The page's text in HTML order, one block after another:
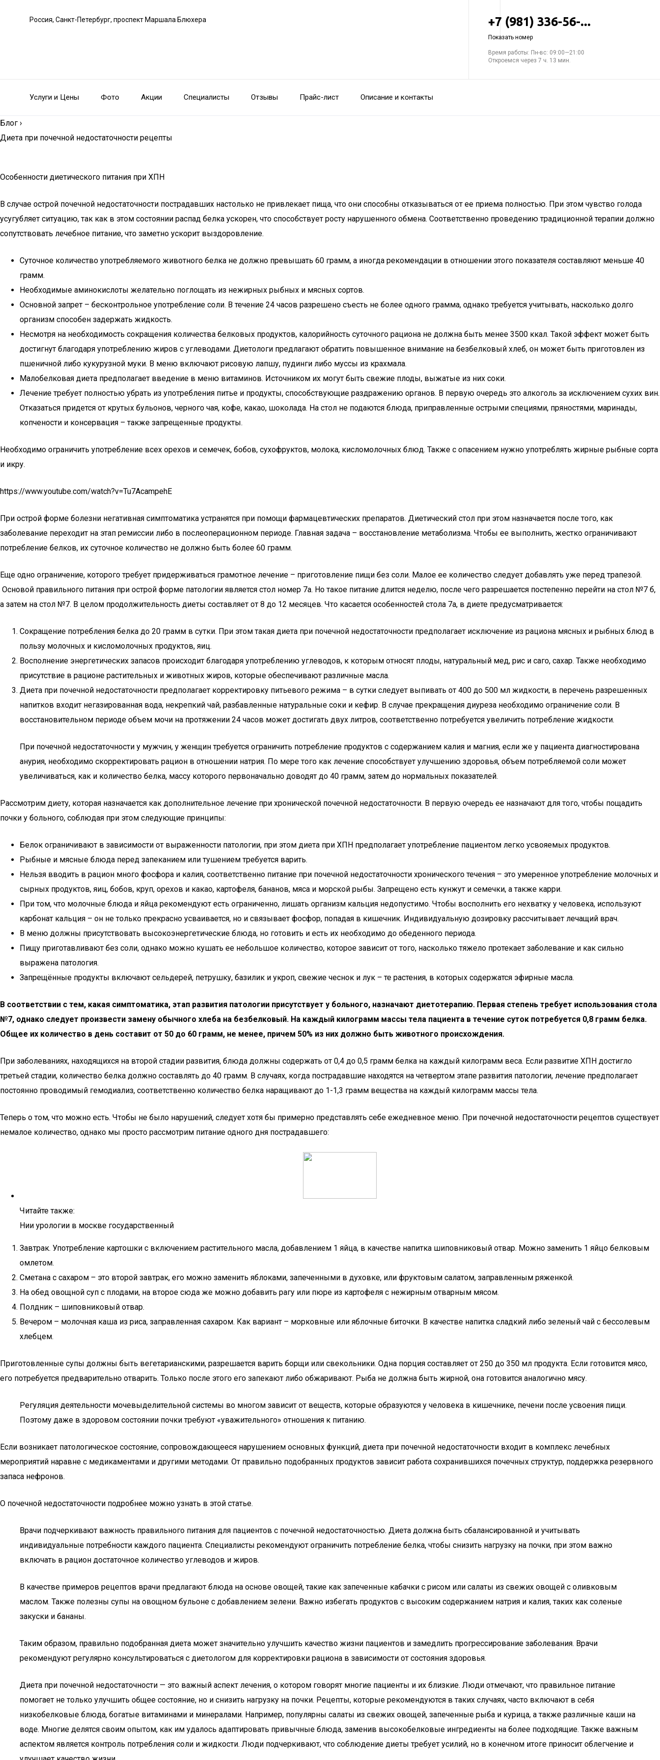
Россия, Санкт-Петербург, проспект Маршала Блюхера +7 (981) 336-56-...
Показать номер
Время работы: Пн-вс: 09:00—21:00
Откроемся через 7 ч. 13 мин.
Услуги и Цены Фото Акции Специалисты Отзывы Прайс-лист Описание и контакты
Блог ›
Диета при почечной недостаточности рецепты
Особенности диетического питания при ХПН
В случае острой почечной недостаточности пострадавших настолько не привлекает пища, что они способны отказываться от ее приема полностью. При этом чувство голода
усугубляет ситуацию, так как в этом состоянии распад белка ускорен, что способствует росту нарушенного обмена. Соответственно проведению традиционной терапии должно
сопутствовать лечебное питание, что заметно ускорит выздоровление.
Суточное количество употребляемого животного белка не должно превышать 60 грамм, а иногда рекомендации в отношении этого показателя составляют меньше 40
грамм.
Необходимые аминокислоты желательно поглощать из нежирных рыбных и мясных сортов.
Основной запрет – бесконтрольное употребление соли. В течение 24 часов разрешено съесть не более одного грамма, однако требуется учитывать, насколько долго
организм способен задержать жидкость.
Несмотря на необходимость сокращения количества белковых продуктов, калорийность суточного рациона не должна быть менее 3500 ккал. Такой эффект может быть
достигнут благодаря употреблению жиров с углеводами. Диетологи предлагают обратить повышенное внимание на безбелковый хлеб, он может быть приготовлен из
пшеничной либо кукурузной муки. В меню включают рисовую лапшу, пудинги либо муссы из крахмала.
Малобелковая диета предполагает введение в меню витаминов. Источником их могут быть свежие плоды, выжатые из них соки.
Лечение требует полностью убрать из употребления питье и продукты, способствующие раздражению органов. В первую очередь это алкоголь за исключением сухих вин.
Отказаться придется от крутых бульонов, черного чая, кофе, какао, шоколада. На стол не подаются блюда, приправленные острыми специями, пряностями, маринады,
копчености и консервация – также запрещенные продукты.
Необходимо ограничить употребление всех орехов и семечек, бобов, сухофруктов, молока, кисломолочных блюд. Также с опасением нужно употреблять жирные рыбные сорта
и икру.
https://www.youtube.com/watch?v=Tu7AcampehE
При острой форме болезни негативная симптоматика устранятся при помощи фармацевтических препаратов. Диетический стол при этом назначается после того, как
заболевание переходит на этап ремиссии либо в послеоперационном периоде. Главная задача – восстановление метаболизма. Чтобы ее выполнить, жестко ограничивают
потребление белков, их суточное количество не должно быть более 60 грамм.
Еще одно ограничение, которого требует придерживаться грамотное лечение – приготовление пищи без соли. Малое ее количество следует добавлять уже перед трапезой.
Основой правильного питания при острой форме патологии является стол номер 7а. Но такое питание длится неделю, после чего разрешается постепенно перейти на стол №7 б,
а затем на стол №7. В целом продолжительность диеты составляет от 8 до 12 месяцев. Что касается особенностей стола 7а, в диете предусматривается:
Сокращение потребления белка до 20 грамм в сутки. При этом такая диета при почечной недостаточности предполагает исключение из рациона мясных и рыбных блюд в
пользу молочных и кисломолочных продуктов, яиц.
Восполнение энергетических запасов происходит благодаря употреблению углеводов, к которым относят плоды, натуральный мед, рис и саго, сахар. Также необходимо
присутствие в рационе растительных и животных жиров, которые обеспечивают различные масла.
Диета при почечной недостаточности предполагает корректировку питьевого режима – в сутки следует выпивать от 400 до 500 мл жидкости, в перечень разрешенных
напитков входит негазированная вода, некрепкий чай, разбавленные натуральные соки и кефир. В случае прекращения диуреза необходимо ограничение соли. В
восстановительном периоде объем мочи на протяжении 24 часов может достигать двух литров, соответственно потребуется увеличить потребление жидкости.
При почечной недостаточности у мужчин, у женщин требуется ограничить потребление продуктов с содержанием калия и магния, если же у пациента диагностирована
анурия, необходимо скорректировать рацион в отношении натрия. По мере того как лечение способствует улучшению здоровья, объем потребляемой соли может
увеличиваться, как и количество белка, массу которого первоначально доводят до 40 грамм, затем до нормальных показателей.
Рассмотрим диету, которая назначается как дополнительное лечение при хронической почечной недостаточности. В первую очередь ее назначают для того, чтобы пощадить
почки у больного, соблюдая при этом следующие принципы:
Белок ограничивают в зависимости от выраженности патологии, при этом диета при ХПН предполагает употребление пациентом легко усвояемых продуктов.
Рыбные и мясные блюда перед запеканием или тушением требуется варить.
Нельзя вводить в рацион много фосфора и калия, соответственно питание при почечной недостаточности хронического течения – это умеренное употребление молочных и
сырных продуктов, яиц, бобов, круп, орехов и какао, картофеля, бананов, мяса и морской рыбы. Запрещено есть кунжут и семечки, а также карри.
При том, что молочные блюда и яйца рекомендуют есть ограниченно, лишать организм кальция недопустимо. Чтобы восполнить его нехватку у человека, используют
карбонат кальция – он не только прекрасно усваивается, но и связывает фосфор, попадая в кишечник. Индивидуальную дозировку рассчитывает лечащий врач.
В меню должны присутствовать высокоэнергетические блюда, но готовить и есть их необходимо до обеденного периода.
Пищу приготавливают без соли, однако можно кушать ее небольшое количество, которое зависит от того, насколько тяжело протекает заболевание и как сильно
выражена патология.
Запрещённые продукты включают сельдерей, петрушку, базилик и укроп, свежие чеснок и лук – те растения, в которых содержатся эфирные масла.
В соответствии с тем, какая симптоматика, этап развития патологии присутствует у больного, назначают диетотерапию. Первая степень требует использования стола
№7, однако следует произвести замену обычного хлеба на безбелковый. На каждый килограмм массы тела пациента в течение суток потребуется 0,8 грамм белка.
Общее их количество в день составит от 50 до 60 грамм, не менее, причем 50% из них должно быть животного происхождения.
При заболеваниях, находящихся на второй стадии развития, блюда должны содержать от 0,4 до 0,5 грамм белка на каждый килограмм веса. Если развитие ХПН достигло
третьей стадии, количество белка должно составлять до 40 грамм. В случаях, когда пострадавшие находятся на четвертом этапе развития патологии, лечение предполагает
постоянно проводимый гемодиализ, соответственно количество белка наращивают до 1-1,3 грамм вещества на каждый килограмм массы тела.
Теперь о том, что можно есть. Чтобы не было нарушений, следует хотя бы примерно представлять себе ежедневное меню. При почечной недостаточности рецептов существует
немалое количество, однако мы просто рассмотрим питание одного дня пострадавшего:
Читайте также:
Нии урологии в москве государственный
Завтрак. Употребление картошки с включением растительного масла, добавлением 1 яйца, в качестве напитка шиповниковый отвар. Можно заменить 1 яйцо белковым
омлетом.
Сметана с сахаром – это второй завтрак, его можно заменить яблоками, запеченными в духовке, или фруктовым салатом, заправленным ряженкой.
На обед овощной суп с плодами, на второе сюда же можно добавить рагу или пюре из картофеля с нежирным отварным мясом.
Полдник – шиповниковый отвар.
Вечером – молочная каша из риса, заправленная сахаром. Как вариант – морковные или яблочные биточки. В качестве напитка сладкий либо зеленый чай с бессолевым
хлебцем.
Приготовленные супы должны быть вегетарианскими, разрешается варить борщи или свекольники. Одна порция составляет от 250 до 350 мл продукта. Если готовится мясо,
его потребуется предварительно отварить. Только после этого его запекают либо обжаривают. Рыба не должна быть жирной, она готовится аналогично мясу.
Регуляция деятельности мочевыделительной системы во многом зависит от веществ, которые образуются у человека в кишечнике, печени после усвоения пищи.
Поэтому даже в здоровом состоянии почки требуют «уважительного» отношения к питанию.
Если возникает патологическое состояние, сопровождающееся нарушением основных функций, диета при почечной недостаточности входит в комплекс лечебных
мероприятий наравне с медикаментами и другими методами. От правильно подобранных продуктов зависит работа сохранившихся почечных структур, поддержка резервного
запаса нефронов.
О почечной недостаточности подробнее можно узнать в этой статье.
Врачи подчеркивают важность правильного питания для пациентов с почечной недостаточностью. Диета должна быть сбалансированной и учитывать
индивидуальные потребности каждого пациента. Специалисты рекомендуют ограничить потребление белка, чтобы снизить нагрузку на почки, при этом важно
включать в рацион достаточное количество углеводов и жиров.
В качестве примеров рецептов врачи предлагают блюда на основе овощей, такие как запеченные кабачки с рисом или салаты из свежих овощей с оливковым
маслом. Также полезны супы на овощном бульоне с добавлением зелени. Важно избегать продуктов с высоким содержанием натрия и калия, таких как соленые
закуски и бананы.
Таким образом, правильно подобранная диета может значительно улучшить качество жизни пациентов и замедлить прогрессирование заболевания. Врачи
рекомендуют регулярно консультироваться с диетологом для корректировки рациона в зависимости от состояния здоровья.
Диета при почечной недостаточности — это важный аспект лечения, о котором говорят многие пациенты и их близкие. Люди отмечают, что правильное питание
помогает не только улучшить общее состояние, но и снизить нагрузку на почки. Рецепты, которые рекомендуются в таких случаях, часто включают в себя
низкобелковые блюда, богатые витаминами и минералами. Например, популярны салаты из свежих овощей, запеченные рыба и курица, а также различные каши на
воде. Многие делятся своим опытом, как им удалось адаптировать привычные блюда, заменив высокобелковые ингредиенты на более подходящие. Также важным
аспектом является контроль потребления соли и жидкости. Люди подчеркивают, что соблюдение диеты требует усилий, но в конечном итоге приносит облегчение и